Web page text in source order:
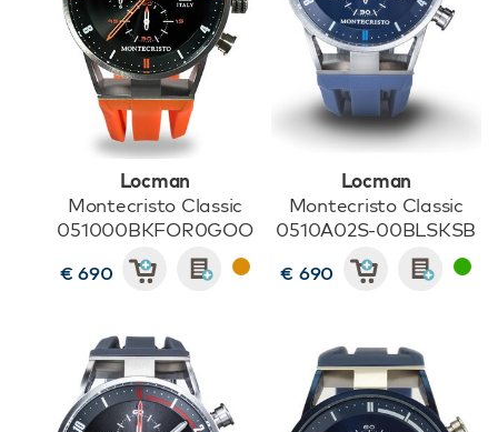
Locman
Montecristo Classic
051000BKFOR0GOO
€ 690
Locman
Montecristo Classic
0510A02S-00BLSKSB
€ 690